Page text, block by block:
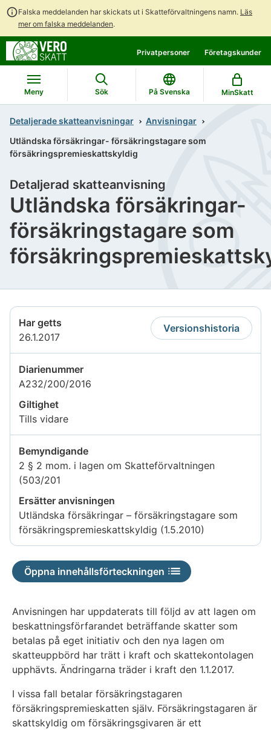
Falska meddelanden har skickats ut i Skatteförvaltningens namn. Läs
mer om falska meddelanden.
direkt
till
innehållet
till
hela
webbplatsens
sökning
Privatpersoner Företagskunder
Meny Sök På Svenska MinSkatt
Detaljerade skatteanvisningar
Anvisningar
Utländska försäkringar- försäkringstagare som
försäkringspremieskattskyldig
Utländska försäkringar-
försäkringstagare som
Detaljerad skatteanvisning
Har getts
26.1.2017
Versionshistoria
Diarienummer
A232/200/2016
Giltighet
Tills vidare
Bemyndigande
2 § 2 mom. i lagen om Skatteförvaltningen
(503/201
Ersätter anvisningen
Utländska försäkringar – försäkringstagare som
försäkringspremieskattskyldig (1.5.2010)
Öppna innehållsförteckningen
Anvisningen har uppdaterats till följd av att lagen om
beskattningsförfarandet beträffande skatter som
betalas på eget initiativ och den nya lagen om
skatteuppbörd har trätt i kraft och skattekontolagen
upphävts. Ändringarna träder i kraft den 1.1.2017.
I vissa fall betalar försäkringstagaren
försäkringspremieskatten själv. Försäkringstagaren är
skatt­skyldig om försäkringsgivaren är ett